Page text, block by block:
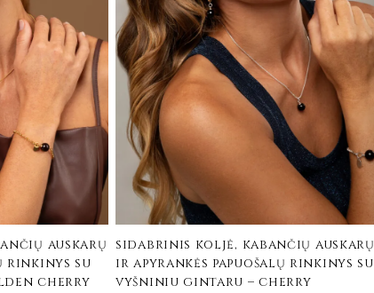
auskarų
rinkinys su
cherry
sidabrinis koljė, kabančių auskarų
ir apyrankės papuošalų rinkinys su
vyšniniu gintaru – cherry